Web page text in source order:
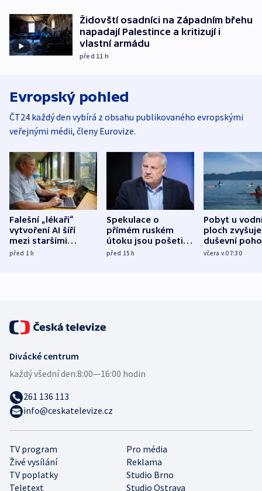
Židovští osadníci na Západním břehu
napadají Palestince a kritizují i
vlastní armádu
před 11 h
Evropský pohled
ČT24 každý den vybírá z obsahu publikovaného evropskými
veřejnými médii, členy Eurovize.
Falešní „lékaři“
vytvoření AI šíří
mezi staršími
Poláky nebezpečné
před 1h
Spekulace o
přímém ruském
útoku jsou pošetilé,
míní estonský
před 15h
Pobyt u
ploch zvyšuje
duševní
ukázala
včera v 07:30
TV program
Pro média
Živé vysílání
Reklama
TV poplatky
Studio Brno
Teletext
Studio Ostrava
Divácké centrum
každý všední den:8:00—16:00 hodin
261 136 113
info@ceskatelevize.cz